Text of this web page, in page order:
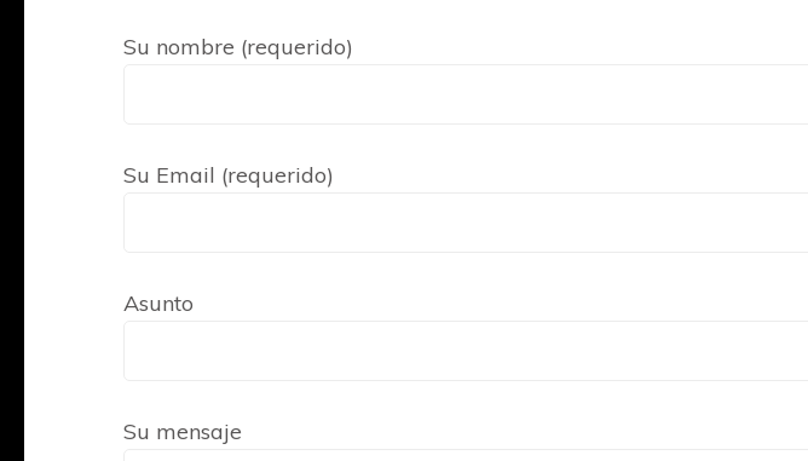
Su nombre (requerido)
Su Email (requerido)
Asunto
Su mensaje